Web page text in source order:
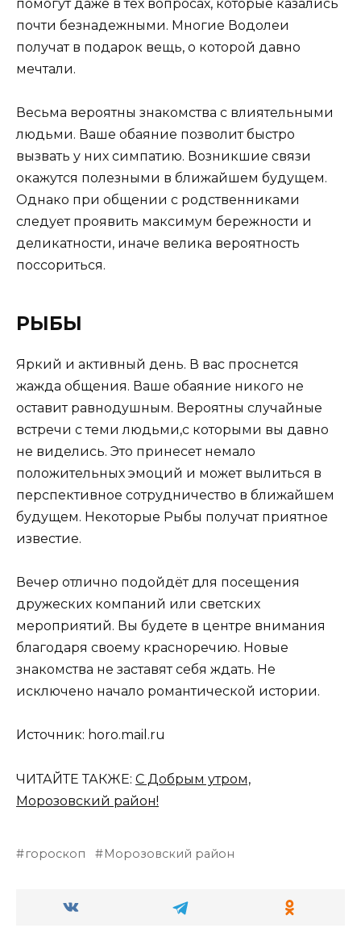
помогут даже в тех вопросах, которые казались
почти безнадежными. Многие Водолеи
получат в подарок вещь, о которой давно
мечтали.
Весьма вероятны знакомства с влиятельными
людьми. Ваше обаяние позволит быстро
вызвать у них симпатию. Возникшие связи
окажутся полезными в ближайшем будущем.
Однако при общении с родственниками
следует проявить максимум бережности и
деликатности, иначе велика вероятность
поссориться.
РЫБЫ
Яркий и активный день. В вас проснется
жажда общения. Ваше обаяние никого не
оставит равнодушным. Вероятны случайные
встречи с теми людьми,с которыми вы давно
не виделись. Это принесет немало
положительных эмоций и может вылиться в
перспективное сотрудничество в ближайшем
будущем. Некоторые Рыбы получат приятное
известие.
Вечер отлично подойдёт для посещения
дружеских компаний или светских
мероприятий. Вы будете в центре внимания
благодаря своему красноречию. Новые
знакомства не заставят себя ждать. Не
исключено начало романтической истории.
Источник: horo.mail.ru
ЧИТАЙТЕ ТАКЖЕ: С Добрым утром,
Морозовский район!
гороскоп Морозовский район